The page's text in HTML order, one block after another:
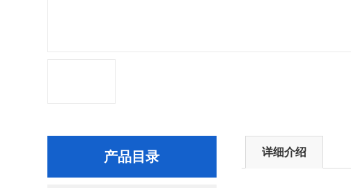
产品目录 详细介绍